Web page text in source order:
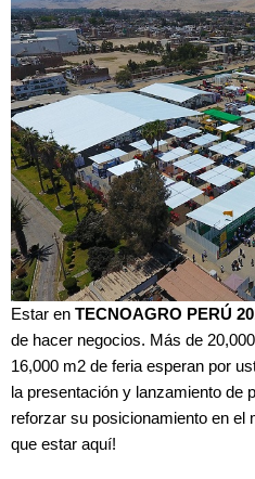
Estar en TECNOAGRO PERÚ
de hacer negocios. Más de
16,000 m2 de feria esperan por
la presentación y lanzamiento de
reforzar su posicionamiento en el
que estar aquí!